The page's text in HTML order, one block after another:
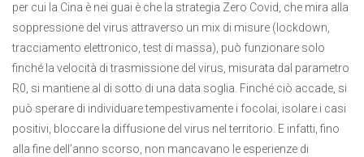
per cui la Cina è nei guai è che la strategia Zero Covid, che mira alla
soppressione del virus attraverso un mix di misure (lockdown,
tracciamento elettronico, test di massa), può funzionare solo
finché la velocità di trasmissione del virus, misurata dal parametro
R0, si mantiene al di sotto di una data soglia. Finché ciò accade, si
può sperare di individuare tempestivamente i focolai, isolare i casi
positivi, bloccare la diffusione del virus nel territorio. E infatti, fino
alla fine dell’anno scorso, non mancavano le esperienze di